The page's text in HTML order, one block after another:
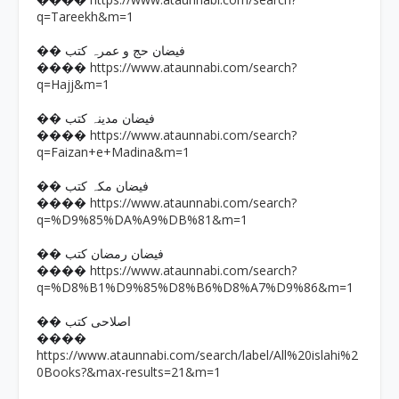
q=Tareekh&m=1
�� فیضان حج و عمرہ کتب
���� https://www.ataunnabi.com/search?
q=Hajj&m=1
�� فیضان مدینہ کتب
���� https://www.ataunnabi.com/search?
q=Faizan+e+Madina&m=1
�� فیضان مکہ کتب
���� https://www.ataunnabi.com/search?
q=%D9%85%DA%A9%DB%81&m=1
�� فیضان رمضان کتب
���� https://www.ataunnabi.com/search?
q=%D8%B1%D9%85%D8%B6%D8%A7%D9%86&m=1
�� اصلاحی کتب
����
https://www.ataunnabi.com/search/label/All%20islahi%2
0Books?&max-results=21&m=1